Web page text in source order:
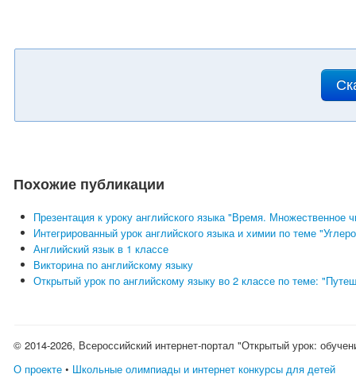
Похожие публикации
Презентация к уроку английского языка "Время. Множественное
Интегрированный урок английского языка и химии по теме
Английский язык в 1 классе
Викторина по английскому языку
Открытый урок по английскому языку во 2 классе по теме:
© 2014-2026, Всероссийский интернет-портал "Открытый урок:
О проекте • Школьные олимпиады и интернет конкурсы для детей